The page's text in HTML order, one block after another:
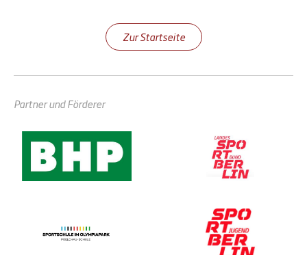
Zur Startseite
Partner und Förderer